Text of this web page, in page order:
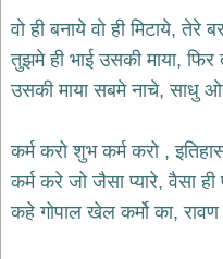
भजन
hanuman
bhajans
साईं
sai
bhajans
जैन
भजन
वो ही बनाये वो ही मिटाये, तेरे
तुझमे ही भाई उसकी माया,
उसकी माया सबमे नाचे, साधु
कर्म करो शुभ कर्म करो ,
कर्म करे जो जैसा प्यारे, वैसा
कहे गोपाल खेल कर्मो का,